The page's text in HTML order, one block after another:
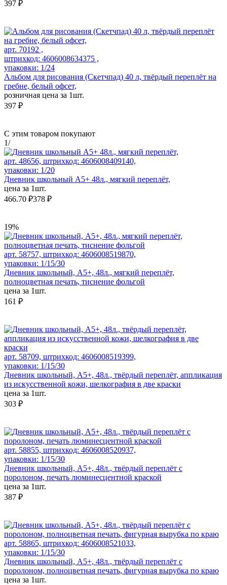
397 ₽
арт. 70192 ,
штрихкод: 4606008634375 ,
упаковки: 1/24
Альбом для рисования (Скетчпад) 40 л, твёрдый переплёт на
гребне, белый офсет,
розничная цена за 1шт.
397 ₽
С этим товаром покупают
1/
арт. 48656, штрихкод: 4606008409140,
упаковки: 1/20
Дневник школьный А5+ 48л., мягкий переплёт,
цена за 1шт.
466.70 ₽378 ₽
19%
арт. 58757, штрихкод: 4606008519870,
упаковки: 1/15/30
Дневник школьный, А5+, 48л., мягкий переплёт,
полноцветная печать, тиснение фольгой
цена за 1шт.
161 ₽
арт. 58709, штрихкод: 4606008519399,
упаковки: 1/15/30
Дневник школьный, А5+, 48л., твёрдый переплёт, аппликация
из искусственной кожи, шелкография в две краски
цена за 1шт.
303 ₽
арт. 58855, штрихкод: 4606008520937,
упаковки: 1/15/30
Дневник школьный, А5+, 48л., твёрдый переплёт с
поролоном, печать люминесцентной краской
цена за 1шт.
387 ₽
арт. 58865, штрихкод: 4606008521033,
упаковки: 1/15/30
Дневник школьный, А5+, 48л., твёрдый переплёт с
поролоном, полноцветная печать, фигурная вырубка по краю
цена за 1шт.